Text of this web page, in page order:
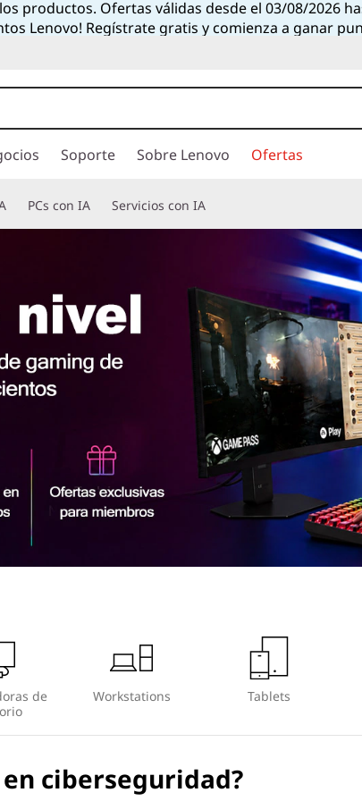
productos. Ofertas válidas desde el 03/08/2026
Lenovo! Regístrate gratis y comienza a ganar
Soporte Sobre Lenovo Ofertas
PCs con IA Servicios con IA
de
Workstations Tablets
ciberseguridad?